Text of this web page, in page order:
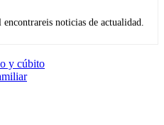
noticias de actualidad.
y cúbito